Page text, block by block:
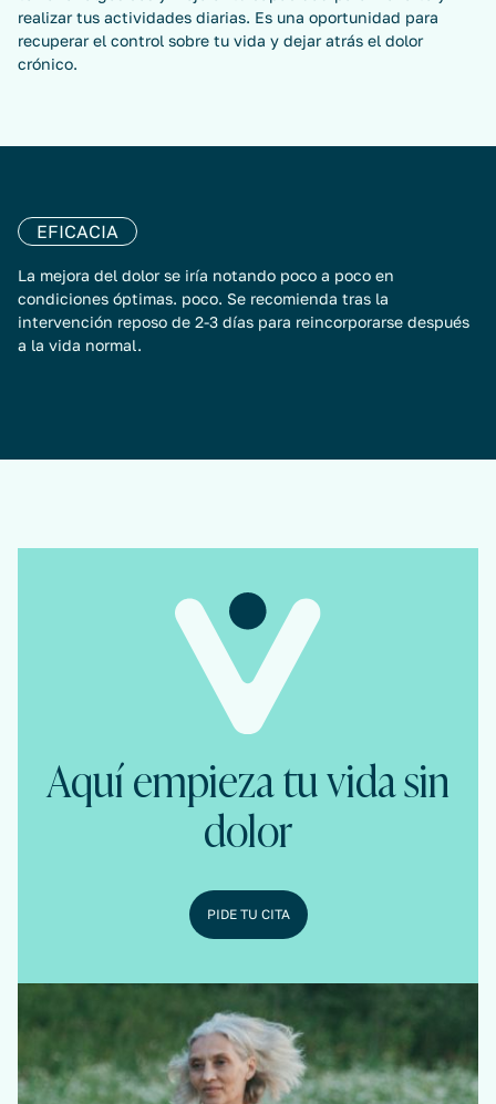
realizar tus actividades diarias. Es una oportunidad para
recuperar el control sobre tu vida y dejar atrás el dolor
crónico.
EFICACIA
La mejora del dolor se iría notando poco a poco en
condiciones óptimas. poco. Se recomienda tras la
intervención reposo de 2-3 días para reincorporarse después
a la vida normal.
Aquí empieza tu vida sin
dolor
PIDE TU CITA